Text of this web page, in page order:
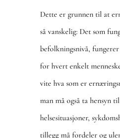
Dette er grunnen til at
så vanskelig: Det som
befolkningsnivå,
for hvert enkelt
vite hva som er
man må også ta hensyn
helsesituasjoner,
tillegg må fordeler og